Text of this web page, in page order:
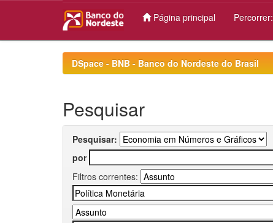
Página principal Percorrer:
DSpace - BNB - Banco do Nordeste do Brasil
Pesquisar
Pesquisar:
por
Filtros correntes: